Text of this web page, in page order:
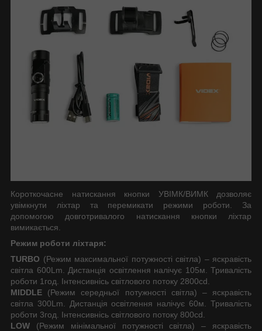
Короткочасне натискання кнопки УВІМК/ВИМК дозволяє
увімкнути ліхтар та перемикати режими роботи. За
допомогою довготривалого натискання кнопки ліхтар
вимикається.
Режим роботи ліхтаря:
TURBO (Режим максимальної потужності світла) – яскравість
світла 600Lm. Дистанція освітлення налічує 105м. Тривалість
роботи 1год. Інтенсивнісь світлового потоку 2800cd.
MIDDLE (Режим середньої потужності світла) – яскравість
світла 300Lm. Дистанція освітлення налічує 60м. Тривалість
роботи 3год. Інтенсивнісь світлового потоку 800cd.
LOW (Режим мінімальної потужності світла) – яскравість